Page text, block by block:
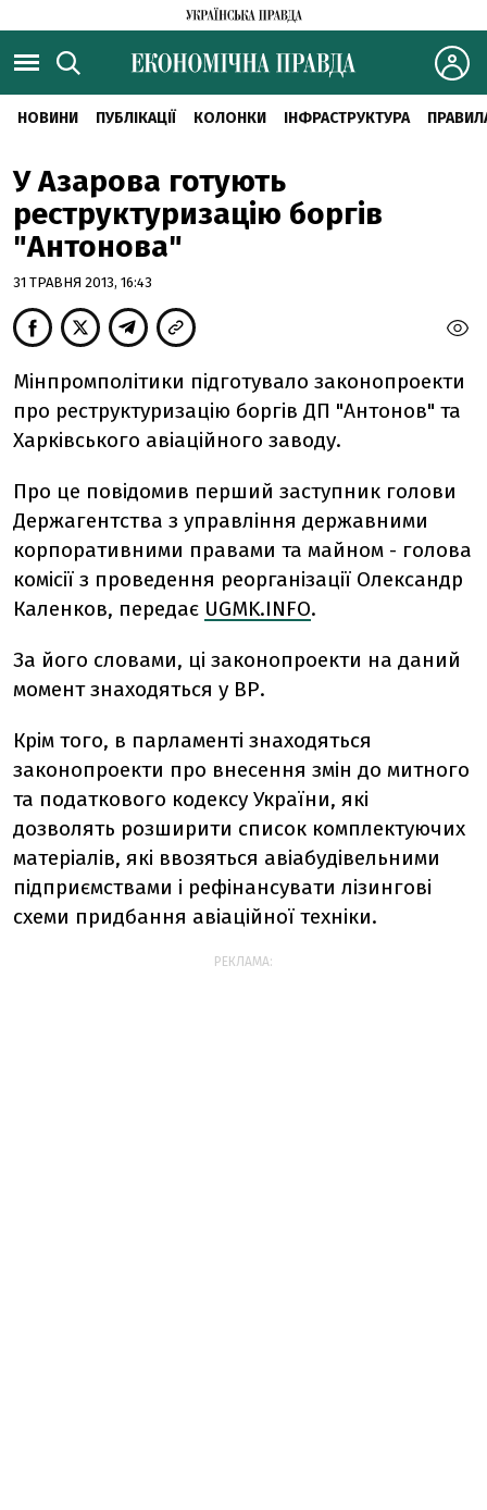
НОВИНИ ПУБЛІКАЦІЇ КОЛОНКИ ІНФРАСТРУКТУРА
У Азарова готують
реструктуризацію боргів
"Антонова"
31 ТРАВНЯ 2013, 16:43
Мінпромполітики підготувало законопроекти
про реструктуризацію боргів ДП "Антонов" та
Харківського авіаційного заводу.
Про це повідомив перший заступник голови
Держагентства з управління державними
корпоративними правами та майном - голова
комісії з проведення реорганізації Олександр
Каленков, передає UGMK.INFO.
За його словами, ці законопроекти на даний
момент знаходяться у ВР.
Крім того, в парламенті знаходяться
законопроекти про внесення змін до митного
та податкового кодексу України, які
дозволять розширити список комплектуючих
матеріалів, які ввозяться авіабудівельними
підприємствами і рефінансувати лізингові
схеми придбання авіаційної техніки.
РЕКЛАМА: